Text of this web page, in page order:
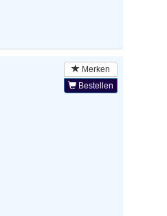
Merken
Bestellen